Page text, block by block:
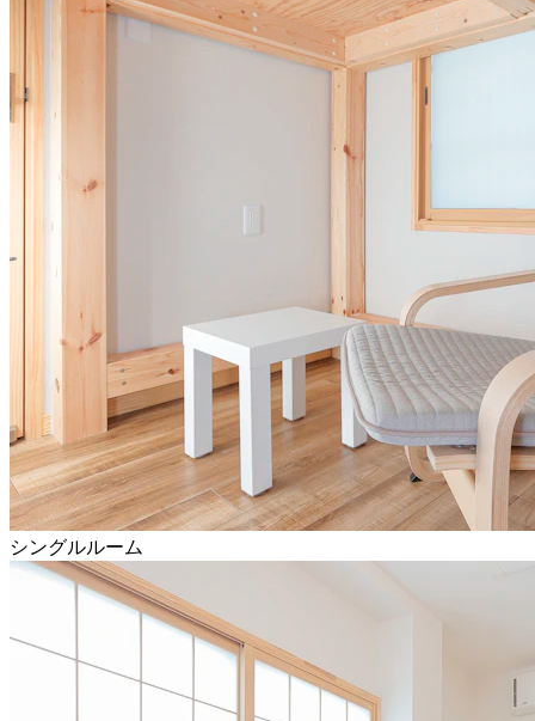
シングルルーム